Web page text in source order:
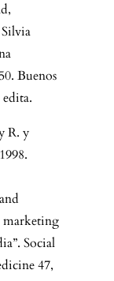
Buenos
R. y
marketing
Social
47,